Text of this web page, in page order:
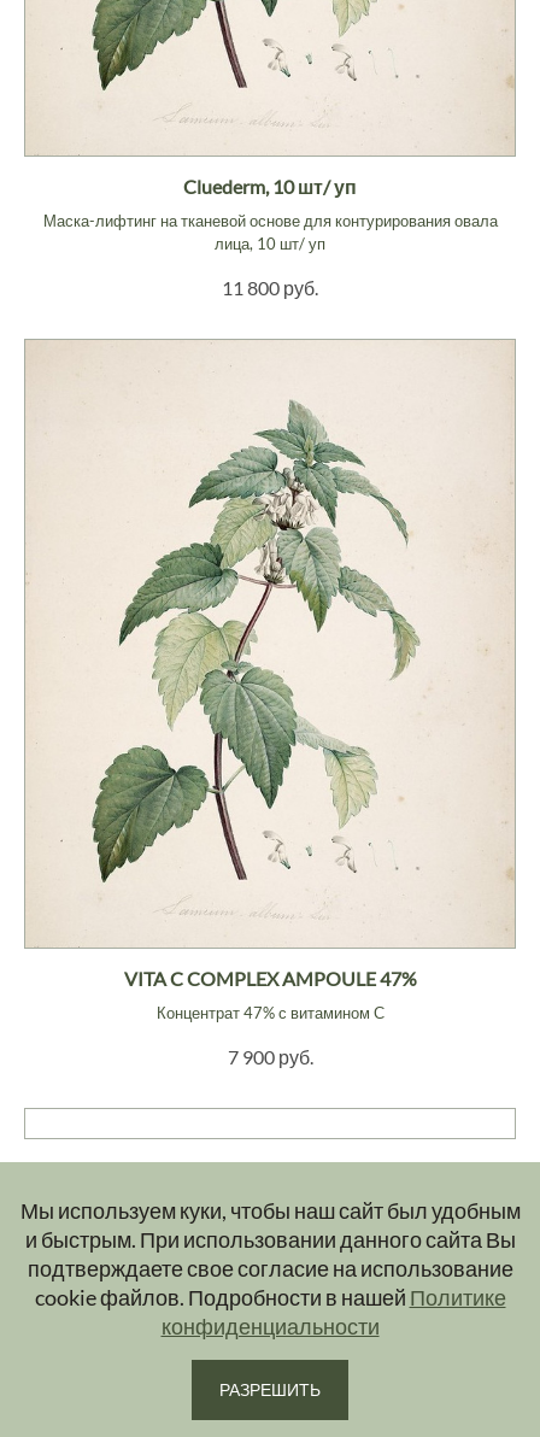
Мы используем куки, чтобы наш сайт был удобным
и быстрым. При использовании данного сайта Вы
подтверждаете свое согласие на использование
cookie файлов. Подробности в нашей Политике
конфиденциальности
РАЗРЕШИТЬ
Cluederm, 10 шт/ уп
Маска-лифтинг на тканевой основе для контурирования овала
лица, 10 шт/ уп
11 800 руб.
VITA C COMPLEX AMPOULE 47%
Концентрат 47% с витамином С
7 900 руб.
DNA Youth Recovery Facial Serum
Сыворотка омолаживающая
Нет в наличии
SRX
Гель с ретинолом оптимальный